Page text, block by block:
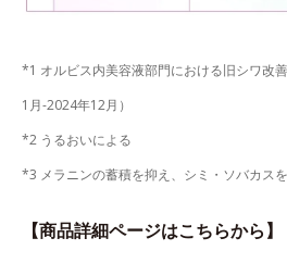
*1 オルビス内美容液部門における旧シワ改
1月-2024年12月）
*2 うるおいによる
*3 メラニンの蓄積を抑え、シミ・ソバカス
【商品詳細ページはこちらから】